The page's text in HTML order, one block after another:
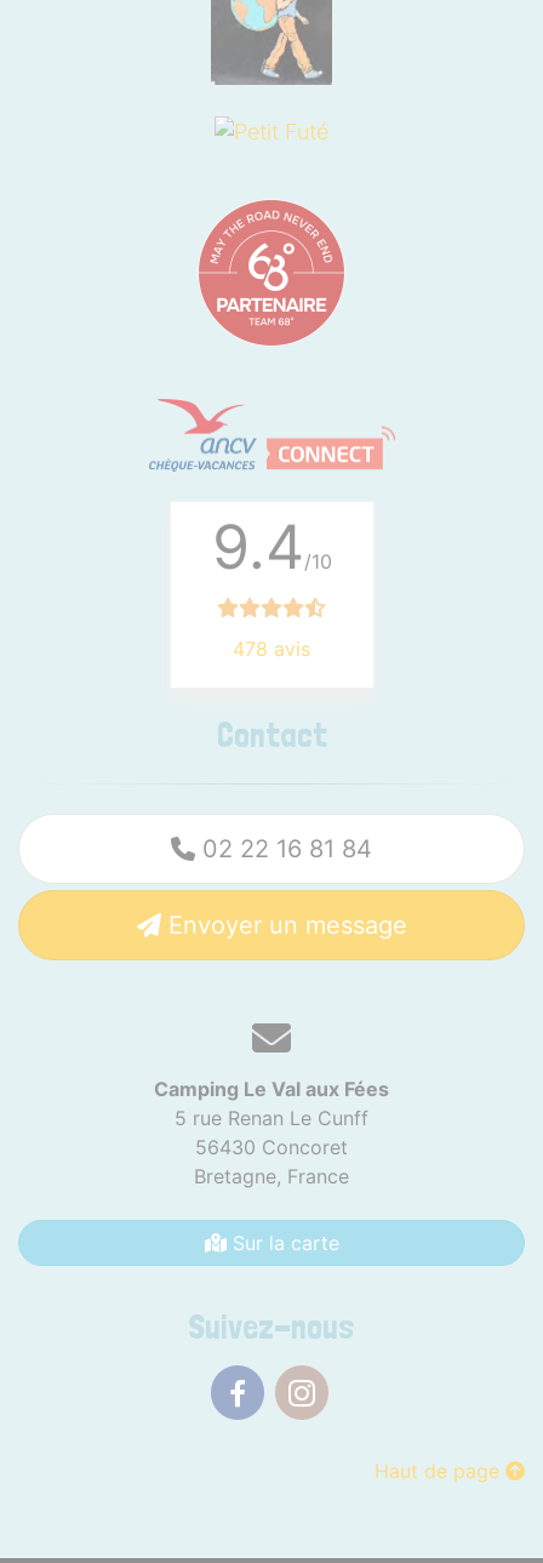
9.4 /10
478 avis
Contact
02 22 16 81 84
Envoyer un message
Camping Le Val aux Fées
5 rue Renan Le Cunff
56430 Concoret
Bretagne, France
Sur la carte
Suivez-nous
Haut de page